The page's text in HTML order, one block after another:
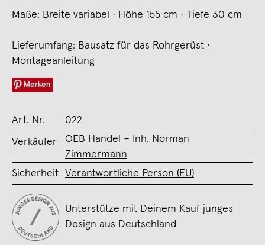
Maße: Breite variabel · Höhe 155 cm · Tiefe 30 cm
Lieferumfang: Bausatz für das Rohrgerüst ·
Montageanleitung
Merken
Art. Nr. 022
Verkäufer
OEB Handel – Inh. Norman
Zimmermann
Sicherheit
Verantwortliche Person (EU)
Unterstütze mit Deinem Kauf junges
Design aus Deutschland